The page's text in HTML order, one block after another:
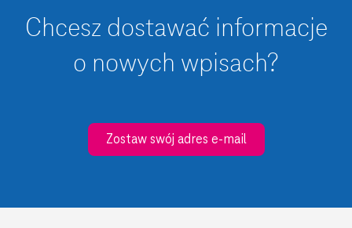
Chcesz dostawać informacje
o nowych wpisach?
Zostaw swój adres e-mail